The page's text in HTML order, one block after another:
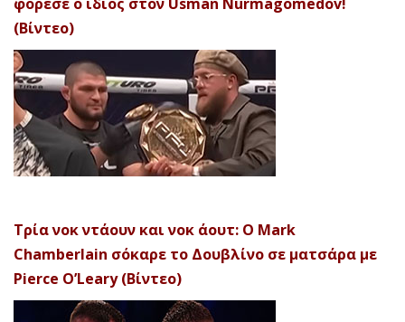
(Βίντεο)
Τρία νοκ ντάουν και νοκ άουτ: Ο Mark
Chamberlain σόκαρε το Δουβλίνο σε ματσάρα με
Pierce O’Leary (Βίντεο)